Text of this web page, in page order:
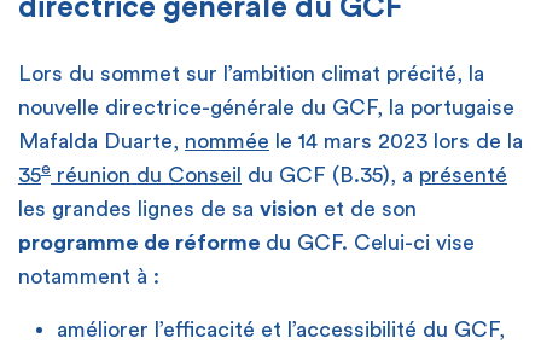
directrice générale du GCF
Lors du sommet sur l’ambition climat précité, la
nouvelle directrice-générale du GCF, la portugaise
Mafalda Duarte, nommée le 14 mars 2023 lors de la
35e réunion du Conseil du GCF (B.35), a présenté
les grandes lignes de sa vision et de son
programme de réforme du GCF. Celui-ci vise
notamment à :
améliorer l’efficacité et l’accessibilité du GCF,